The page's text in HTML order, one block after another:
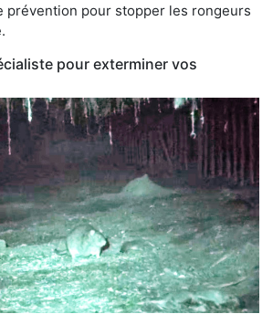
prévention pour stopper les rongeurs
pour exterminer vos